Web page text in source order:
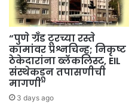
“पुणे ग्रँड टूरच्या रस्ते
कामांवर प्रश्नचिन्ह; निकृष्ट
ठेकेदारांना ब्लॅकलिस्ट, EIL
संस्थेकडून तपासणीची
मागणी”
3 days ago